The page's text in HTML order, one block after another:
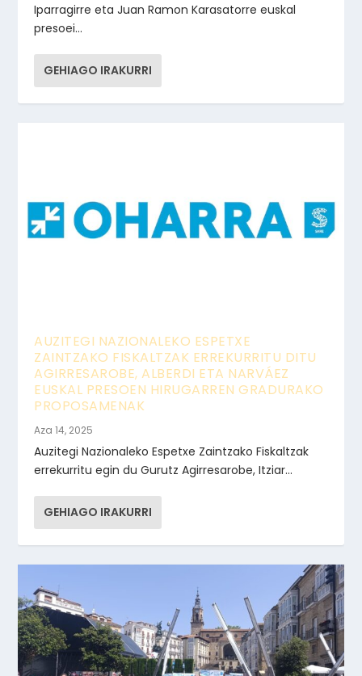
Iparragirre eta Juan Ramon Karasatorre euskal
presoei...
GEHIAGO IRAKURRI
AUZITEGI NAZIONALEKO ESPETXE
ZAINTZAKO FISKALTZAK ERREKURRITU DITU
AGIRRESAROBE, ALBERDI ETA NARVÁEZ
EUSKAL PRESOEN HIRUGARREN GRADURAKO
PROPOSAMENAK
Aza 14, 2025
Auzitegi Nazionaleko Espetxe Zaintzako Fiskaltzak
errekurritu egin du Gurutz Agirresarobe, Itziar...
GEHIAGO IRAKURRI